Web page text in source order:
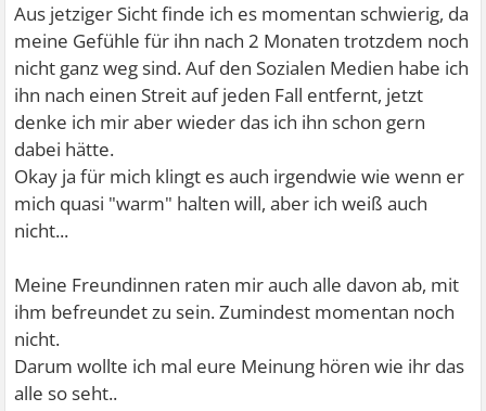
Aus jetziger Sicht finde ich es momentan schwierig, da
meine Gefühle für ihn nach 2 Monaten trotzdem noch
nicht ganz weg sind. Auf den Sozialen Medien habe ich
ihn nach einen Streit auf jeden Fall entfernt, jetzt
denke ich mir aber wieder das ich ihn schon gern
dabei hätte.
Okay ja für mich klingt es auch irgendwie wie wenn er
mich quasi "warm" halten will, aber ich weiß auch
nicht...
Meine Freundinnen raten mir auch alle davon ab, mit
ihm befreundet zu sein. Zumindest momentan noch
nicht.
Darum wollte ich mal eure Meinung hören wie ihr das
alle so seht..